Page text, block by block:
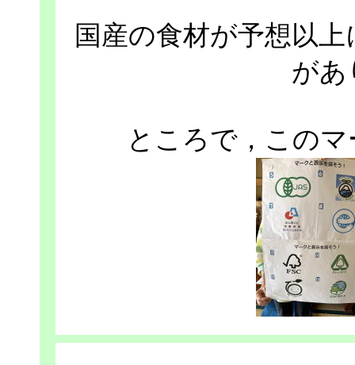
国産の食材が予想以
があ
ところで，この